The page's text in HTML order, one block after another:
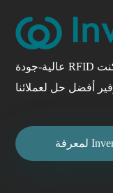
عالية-جودة RFID بالنسبة لك! كلما ومهما كنت